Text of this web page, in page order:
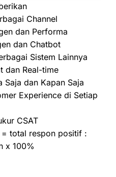
Channel
dan Performa
dan Chatbot
Sistem Lainnya
dan Real-time
Saja dan Kapan Saja
Experience di Setiap
CSAT
= total respon positif :
x 100%